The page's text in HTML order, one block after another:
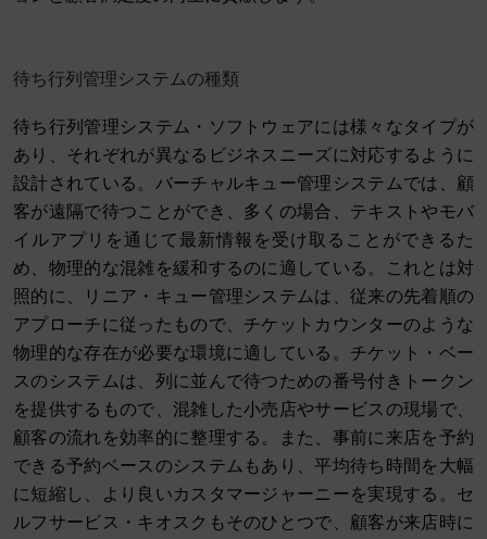
待ち行列管理システムの種類
待ち行列管理システム・ソフトウェアには様々なタイプが
あり、それぞれが異なるビジネスニーズに対応するように
設計されている。バーチャルキュー管理システムでは、顧
客が遠隔で待つことができ、多くの場合、テキストやモバ
イルアプリを通じて最新情報を受け取ることができるた
め、物理的な混雑を緩和するのに適している。これとは対
照的に、リニア・キュー管理システムは、従来の先着順の
アプローチに従ったもので、チケットカウンターのような
物理的な存在が必要な環境に適している。チケット・ベー
スのシステムは、列に並んで待つための番号付きトークン
を提供するもので、混雑した小売店やサービスの現場で、
顧客の流れを効率的に整理する。また、事前に来店を予約
できる予約ベースのシステムもあり、平均待ち時間を大幅
に短縮し、より良いカスタマージャーニーを実現する。セ
ルフサービス・キオスクもそのひとつで、顧客が来店時に